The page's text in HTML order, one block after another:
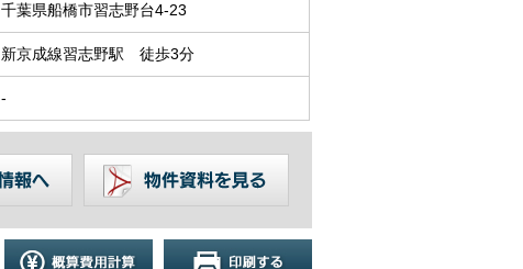
千葉県船橋市習志野台4-23
新京成線習志野駅 徒歩3分
-